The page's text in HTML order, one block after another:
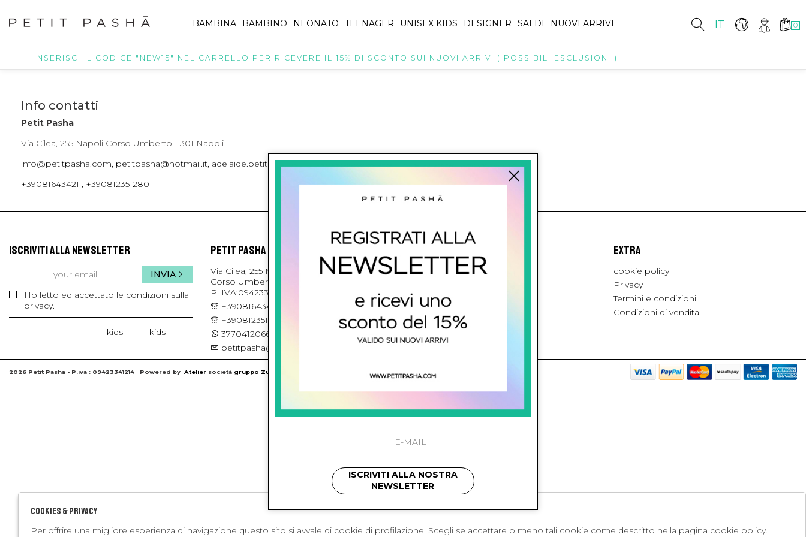
IT 0
BAMBINA BAMBINO NEONATO TEENAGER UNISEX KIDS DESIGNER SALDI NUOVI ARRIVI
INSERISCI IL CODICE "NEW15" NEL CARRELLO PER RICEVERE IL 15% DI SCONTO SUI NUOVI ARRIVI ( POSSIBILI ESCLUSIONI )
Info contatti
Petit Pasha
Via Cilea, 255 Napoli Corso Umberto I 301 Napoli
info@petitpasha.com, petitpasha@hotmail.it, adelaide.petitpasha@hotmail.com
+39081643421 , +390812351280
ISCRIVITI ALLA NEWSLETTER
Ho letto ed accettato le condizioni sulla
privacy.
INVIA
kids kids
PETIT PASHA
Via Cilea, 255 Napoli
Corso Umberto I 301 Napoli - Italia
P. IVA:09423341214
+39081643421
+390812351280
3770412066 , 3397314295
petitpasha@hotmail.it
L'azienda
Contatti
Pagamenti
Spedizione
EXTRA
cookie policy
Privacy
Termini e condizioni
Condizioni di vendita
2026 Petit Pasha - P.iva : 09423341214 Powered by Atelier società gruppo Zucchetti
ISCRIVITI ALLA NOSTRA
NEWSLETTER
Cookies & Privacy
Per offrire una migliore esperienza di navigazione questo sito si avvale di cookie di profilazione. Scegli se accettare o meno tali cookie come descritto nella pagina cookie policy.